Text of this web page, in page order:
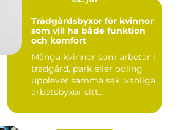
Trädgårdsbyxor för kvinnor
som vill ha både funktion
och komfort
Många kvinnor som arbetar i
trädgård, park eller odling
upplever samma sak: vanliga
arbetsbyxor sitt...